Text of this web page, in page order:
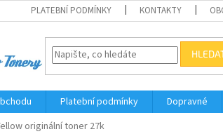
PLATEBNÍ PODMÍNKY KONTAKTY
Platební podmínky Dopravné
originální toner 27k